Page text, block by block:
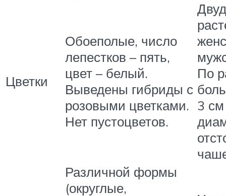
Цветки
Обоеполые, число
лепестков – пять,
цвет – белый.
Выведены гибриды с
розовыми цветками.
Нет пустоцветов.
По
3
Различной формы
(округлые,